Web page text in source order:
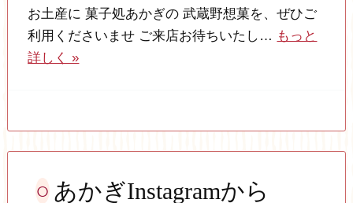
お土産に 菓子処あかぎの 武蔵野想菓を、ぜひご
利用くださいませ ご来店お待ちいたし… もっと
詳しく »
あかぎInstagramから